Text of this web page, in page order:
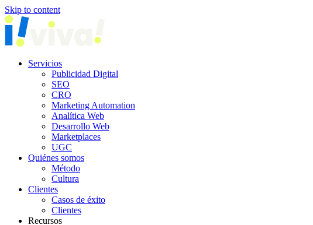
Skip to content
Servicios
Publicidad Digital
SEO
CRO
Marketing Automation
Analítica Web
Desarrollo Web
Marketplaces
UGC
Quiénes somos
Método
Cultura
Clientes
Casos de éxito
Clientes
Recursos